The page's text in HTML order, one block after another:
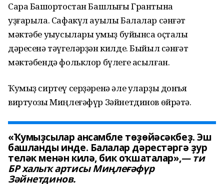
Сара Башҡортостан Башлығы Грантына
уҙғарыла. Сафакүл ауылы Балалар сәнғәт
мәктәбе уҡыусылары ҡумыҙ буйынса оҫталыҡ
дәресенә тәүгеләрҙән килде. Быйыл сәнғәт
мәктәбендә фольклор бүлеге асылған.
Ҡумыҙ сиртеү серҙәренә әле уларҙы донъя
виртуозы Миңлеғәфүр Зәйнетдинов өйрәтә.
«Ҡумыҙсылар ансамбле төҙөйәсәкбеҙ. Эш
башланды инде. Балалар дәрестәргә ҙур
теләк менән килә, бик оҡшаталар»,— ти
БР халыҡ артисы Миңлеғәфүр
Зәйнетдинов.